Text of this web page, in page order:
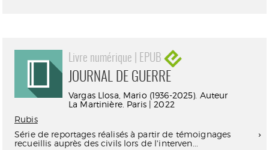
Livre numérique | EPUB
JOURNAL DE GUERRE
Vargas Llosa, Mario (1936-2025). Auteur
La Martinière. Paris | 2022
Rubis
Série de reportages réalisés à partir de témoignages
recueillis auprès des civils lors de l'interven...